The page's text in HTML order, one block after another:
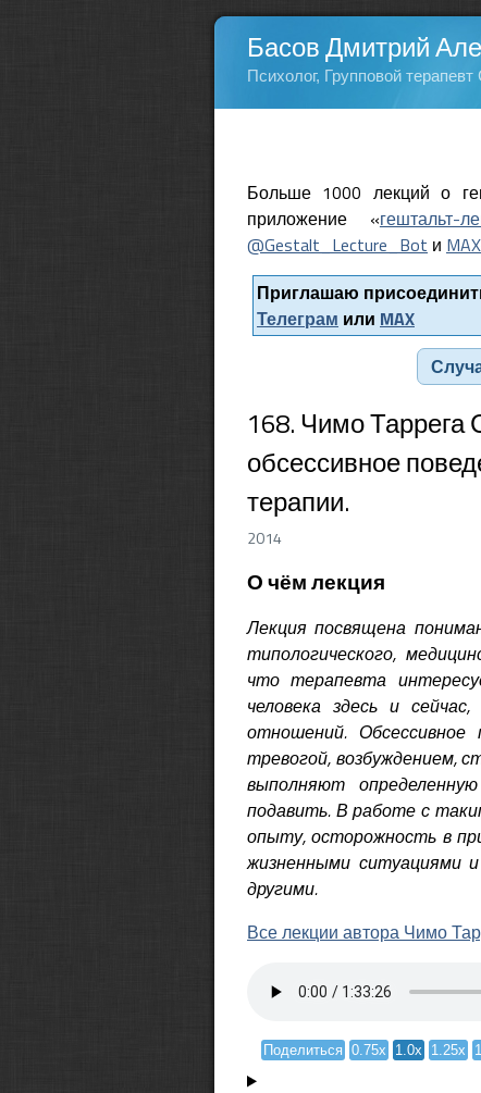
Басов Дмитрий
Психолог, Групповой
Больше 1000 лекций о
приложение «гештальт-
@Gestalt_Lecture_Bot и
Приглашаю
Телеграм или MAX
168. Чимо Таррега
обсессивное
терапии.
2014
О чём лекция
Лекция посвящена
типологического,
что терапевта
человека здесь и
отношений. Обсессивное
тревогой, возбуждением,
выполняют
подавить. В работе с
опыту, осторожность в
жизненными ситуациями
другими.
Все лекции автора Чимо
Поделиться 0.75x 1.0x 1.25x